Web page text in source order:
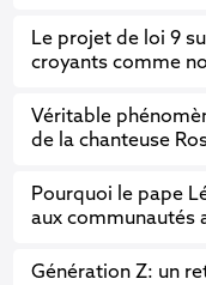
Le projet de loi 9
croyants comme
Véritable
de la chanteuse
Pourquoi le pape
aux communautés
Génération Z: un